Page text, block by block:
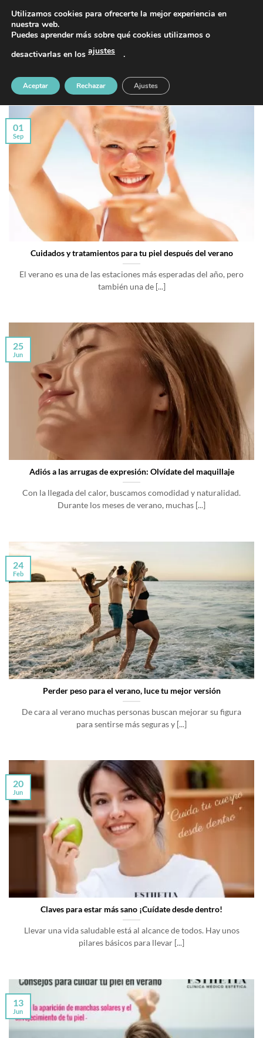
contenido
PIDE TU CITA AL TELÉFONO 637 42 97 25
VERANO
Cuidados y tratamientos para tu piel después del verano
El verano es una de las estaciones más esperadas del año, pero
también una de [...]
01
Sep
Adiós a las arrugas de expresión: Olvídate del maquillaje
Con la llegada del calor, buscamos comodidad y naturalidad.
Durante los meses de verano, muchas [...]
25
Jun
Perder peso para el verano, luce tu mejor versión
De cara al verano muchas personas buscan mejorar su figura
para sentirse más seguras y [...]
24
Feb
Claves para estar más sano ¡Cuídate desde dentro!
Llevar una vida saludable está al alcance de todos. Hay unos
pilares básicos para llevar [...]
20
Jun
13
Jun
Utilizamos cookies para ofrecerte la mejor experiencia en
nuestra web.
Puedes aprender más sobre qué cookies utilizamos o
desactivarlas en los ajustes .
Aceptar Rechazar Ajustes